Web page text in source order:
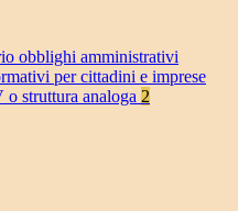
obblighi amministrativi
per cittadini e imprese
struttura analoga 2